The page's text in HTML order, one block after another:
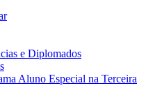
e Diplomados
Aluno Especial na Terceira